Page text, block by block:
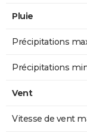
Pluie
Précipitations
Précipitations
Vent
Vitesse de vent